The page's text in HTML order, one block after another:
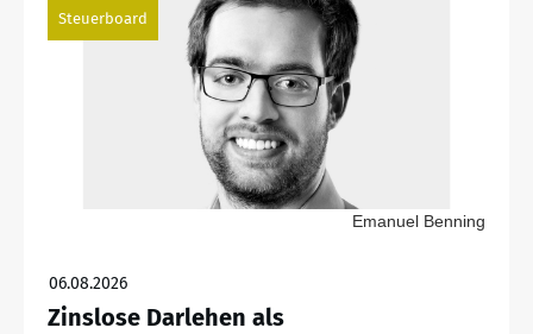
Steuerboard
Emanuel Benning
06.08.2026
Zinslose Darlehen als